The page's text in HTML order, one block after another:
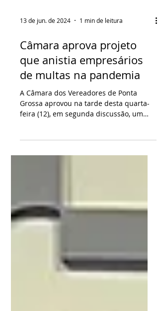
13 de jun. de 2024 1 min de leitura
Câmara aprova projeto
que anistia empresários
de multas na pandemia
A Câmara dos Vereadores de Ponta